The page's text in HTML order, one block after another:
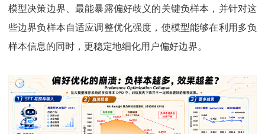
模型决策边界、最能暴露偏好歧义的关键负样本，并针对这
些边界负样本自适应调整优化强度，使模型能够在利用多负
样本信息的同时，更稳定地细化用户偏好边界。